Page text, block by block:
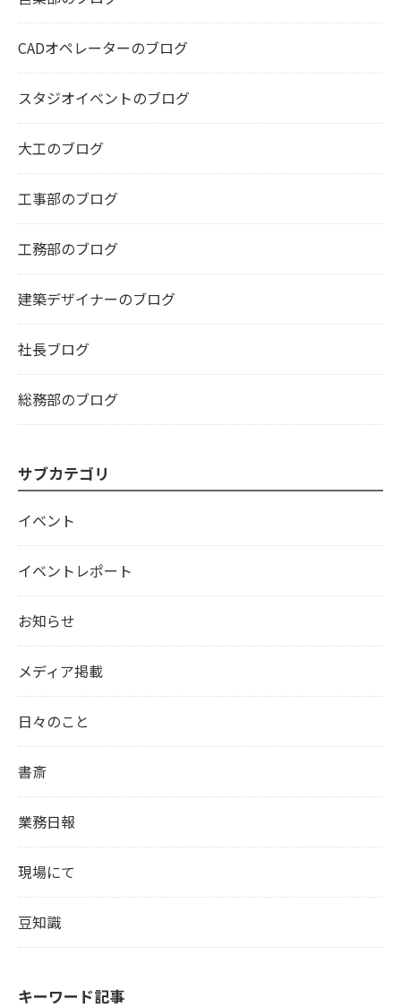
CADオペレーターのブログ
スタジオイベントのブログ
大工のブログ
工事部のブログ
工務部のブログ
建築デザイナーのブログ
社長ブログ
総務部のブログ
サブカテゴリ
イベント
イベントレポート
お知らせ
メディア掲載
日々のこと
書斎
業務日報
現場にて
豆知識
キーワード記事